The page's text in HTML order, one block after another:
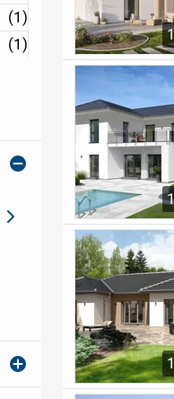
(1)
(1)
Abschicken